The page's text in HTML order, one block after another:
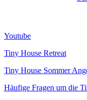
Youtube
Tiny House Retreat
Tiny House Sommer
Häufige Fragen um die